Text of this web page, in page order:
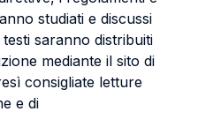
studiati e discussi
saranno distribuiti
mediante il sito di
consigliate letture
e di